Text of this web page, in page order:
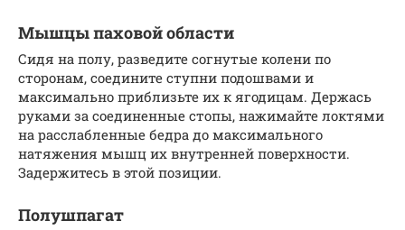
Мышцы паховой области
Сидя на полу, разведите согнутые колени по
сторонам, соедините ступни подошвами и
максимально приблизьте их к ягодицам. Держась
руками за соединенные стопы, нажимайте локтями
на расслабленные бедра до максимального
натяжения мышц их внутренней поверхности.
Задержитесь в этой позиции.
Полушпагат